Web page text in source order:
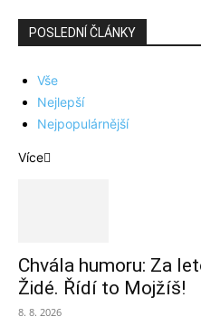
POSLEDNÍ ČLÁNKY
Vše
Nejlepší
Nejpopulárnější
Více
Chvála humoru: Za
Židé. Řídí to Mojžíš!
8. 8. 2026